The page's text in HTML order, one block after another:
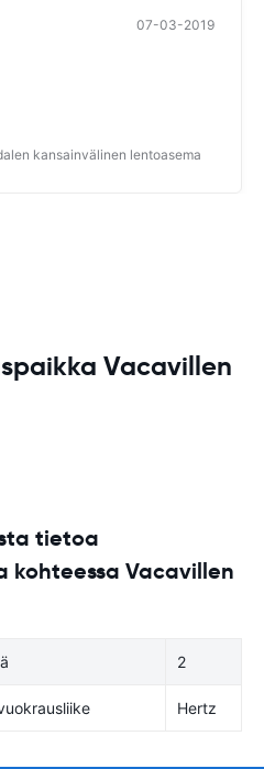
07-03-2019
kansainvälinen lentoasema
Vacavillen
tietoa
kohteessa Vacavillen
2
Hertz